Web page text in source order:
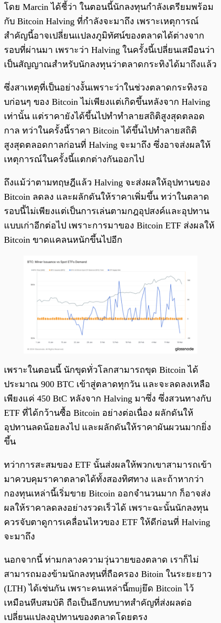
โดย Marcin ได้ชี้ว่า ในตอนนี้นักลงทุนกำลังเตรียมพร้อม
กับ Bitcoin Halving ที่กำลังจะมาถึง เพราะเหตุการณ์
สำคัญนี้อาจเปลี่ยนแปลงภูมิทัศน์ของตลาดได้ต่างจาก
รอบที่ผ่านมา เพราะว่า Halving ในครั้งนี้เปลี่ยนเสมือนว่า
เป็นสัญญาณสำหรับนักลงทุนว่าตลาดกระทิงได้มาถึงแล้ว
ซึ่งสาเหตุที่เป็นอย่างงั้นเพราะว่าในช่วงตลาดกระทิงรอ
บก่อนๆ ของ Bitcoin ไม่เพียงแต่เกิดขึ้นหลังจาก Halving
เท่านั้น แต่ราคายังได้ขึ้นไปทำทำลายสถิติสูงสุดตลอด
กาล ทว่าในครั้งนี้ราคา Bitcoin ได้ขึ้นไปทำลายสถิติ
สูงสุดตลอดกาลก่อนที่ Halving จะมาถึง ซึ่งอาจส่งผลให้
เหตุการณ์ในครั้งนี้แตกต่างกันออกไป
ถึงแม้ว่าตามทฤษฎีแล้ว Halving จะส่งผลให้อุปทานของ
Bitcoin ลดลง และผลักดันให้ราคาเพิ่มขึ้น ทว่าในตลาด
รอบนี้ไม่เพียงแต่เป็นการเล่นตามกฎอุปสงค์และอุปทาน
แบบเก่าอีกต่อไป เพราะการมาของ Bitcoin ETF ส่งผลให้
Bitcoin ขาดแคลนหนักขึ้นไปอีก
เพราะในตอนนี้ นักขุดทั่วโลกสามารถขุด Bitcoin ได้
ประมาณ 900 BTC เข้าสู่ตลาดทุกวัน และจะลดลงเหลือ
เพียงแค่ 450 BtC หลังจาก Halving มาซึ่ง ซึ่งสวนทางกับ
ETF ที่ได้กว้านซื้อ Bitcoin อย่างต่อเนื่อง ผลักดันให้
อุปทานลดน้อยลงไป และผลักดันให้ราคาผันผวนมากยิ่ง
ขึ้น
ทว่าการสะสมของ ETF นั้นส่งผลให้พวกเขาสามารถเข้า
มาควบคุมราคาตลาดได้ทั้งสองทิศทาง และถ้าหากว่า
กองทุนเหล่านี้เริ่มขาย Bitcoin ออกจำนวนมาก ก็อาจส่ง
ผลให้ราคาลดลงอย่างรวดเร็วได้ เพราะฉะนั้นนักลงทุน
ควรจับตาดูการเคลื่อนไหวของ ETF ให้ดีก่อนที่ Halving
จะมาถึง
นอกจากนี้ ท่ามกลางความวุ่นวายของตลาด เราก็ไม่
สามารถมองข้ามนักลงทุนที่ถือครอง Bitoin ในระยะยาว
(LTH) ได้เช่นกัน เพราะคนเหล่านี้mujยึด Bitcoin ไว้
เหมือนหีบสมบัติ ถือเป็นอีกบทบาทสำคัญที่ส่งผลต่อ
เปลี่ยนแปลงอุปทานของตลาดโดยตรง